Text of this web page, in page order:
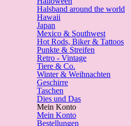
Halsband around the world
Hawaii
Japan
Mexico & Southwest
Hot Rods, Biker & Tattoos
Punkte & Streifen
Retro - Vintage
Tiere & Co.
Winter & Weihnachten
Geschirre
Taschen
Dies und Das
Mein Konto
Mein Konto
Bestellungen